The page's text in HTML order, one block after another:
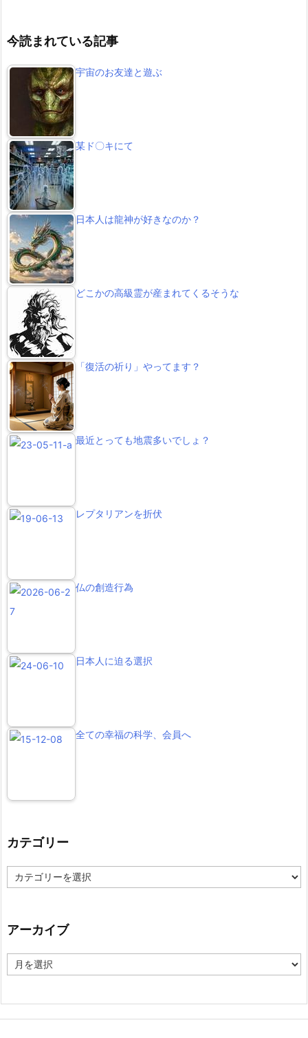
今読まれている記事
宇宙のお友達と遊ぶ
某ド〇キにて
日本人は龍神が好きなのか？
どこかの高級霊が産まれてくるそうな
「復活の祈り」やってます？
最近とっても地震多いでしょ？
レプタリアンを折伏
仏の創造行為
日本人に迫る選択
全ての幸福の科学、会員へ
カテゴリー
テ
ー
アーカイブ
ー